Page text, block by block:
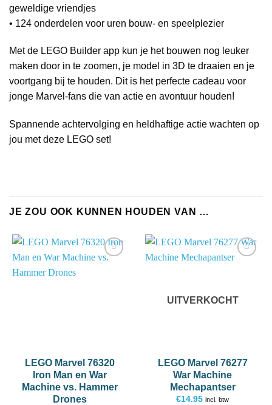
geweldige vriendjes
• 124 onderdelen voor uren bouw- en speelplezier
Met de LEGO Builder app kun je het bouwen nog leuker
maken door in te zoomen, je model in 3D te draaien en je
voortgang bij te houden. Dit is het perfecte cadeau voor
jonge Marvel-fans die van actie en avontuur houden!
Spannende achtervolging en heldhaftige actie wachten op
jou met deze LEGO set!
JE ZOU OOK KUNNEN HOUDEN VAN …
LEGO Marvel 76320
Iron Man en War
Machine vs. Hammer
Drones
UITVERKOCHT
LEGO Marvel 76277
War Machine
Mechapantser
€14.95 incl. btw